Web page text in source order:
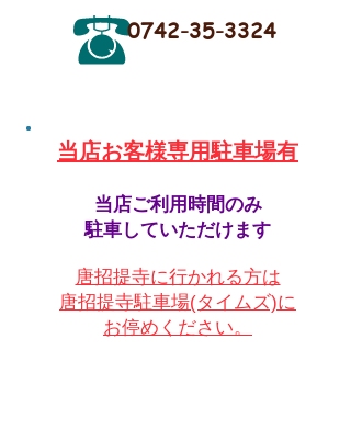
0742-35-3324
​当店お客様専用駐車場有
当店ご利用時間のみ
駐車していただけます
唐招提寺に行かれる方は
唐招提寺駐車場(タイムズ)に
お停めください。